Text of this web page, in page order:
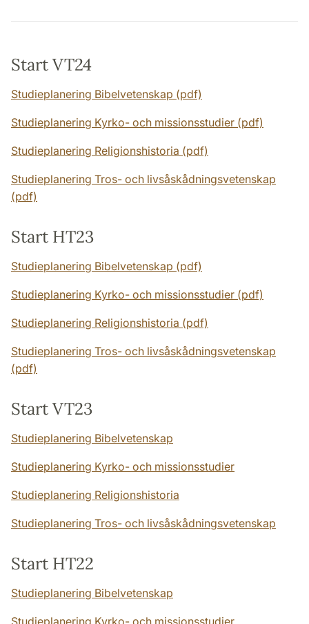
Start VT24
Studieplanering Bibelvetenskap (pdf)
Studieplanering Kyrko- och missionsstudier (pdf)
Studieplanering Religionshistoria (pdf)
Studieplanering Tros- och livsåskådningsvetenskap
(pdf)
Start HT23
Studieplanering Bibelvetenskap (pdf)
Studieplanering Kyrko- och missionsstudier (pdf)
Studieplanering Religionshistoria (pdf)
Studieplanering Tros- och livsåskådningsvetenskap
(pdf)
Start VT23
Studieplanering Bibelvetenskap
Studieplanering Kyrko- och missionsstudier
Studieplanering Religionshistoria
Studieplanering Tros- och livsåskådningsvetenskap
Start HT22
Studieplanering Bibelvetenskap